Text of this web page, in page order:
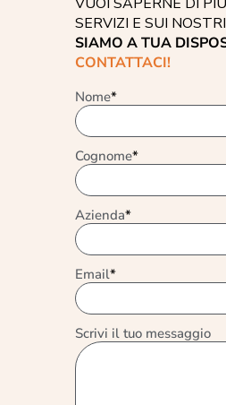
SERVIZI E SUI
SIAMO A TUA
CONTATTACI!
Nome*
Cognome*
Azienda*
Email*
Scrivi il tuo messaggio